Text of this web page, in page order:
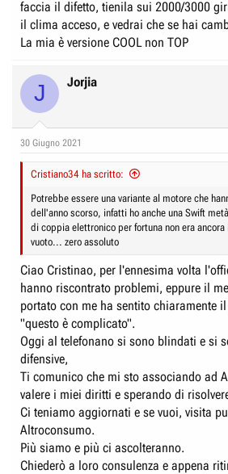
faccia il difetto, tienila sui 2000/3000
il clima acceso, e vedrai che se hai
La mia è versione COOL non TOP
J Jorjia
30 Giugno 2021
Cristiano34 ha scritto:
Potrebbe essere una variante al motore che
dell'anno scorso, infatti ho anche una Swift
di coppia elettronico per fortuna non era
vuoto... zero assoluto
Ciao Cristinao, per l'ennesima volta
hanno riscontrato problemi, eppure il
portato con me ha sentito chiaramente
"questo è complicato".
Oggi al telefonano si sono blindati e si
difensive,
Ti comunico che mi sto associando ad
valere i miei diritti e sperando di
Ci teniamo aggiornati e se vuoi, visita
Altroconsumo.
Più siamo e più ci ascolteranno.
Chiederò a loro consulenza e appena